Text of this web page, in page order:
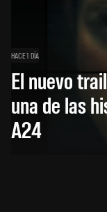
HACE 1 DÍA
El nuevo
una de las
A24